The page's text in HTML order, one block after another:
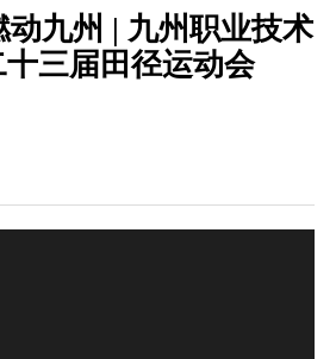
九州 | 九州职业技术
三届田径运动会